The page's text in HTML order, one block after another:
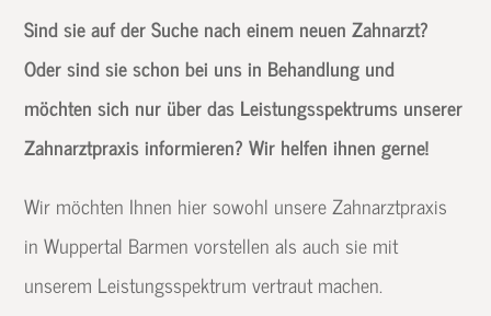
Sind sie auf der Suche nach einem neuen Zahnarzt?
Oder sind sie schon bei uns in Behandlung und
möchten sich nur über das Leistungsspektrums unserer
Zahnarztpraxis informieren? Wir helfen ihnen gerne!
Wir möchten Ihnen hier sowohl unsere Zahnarztpraxis
in Wuppertal Barmen vorstellen als auch sie mit
unserem Leistungsspektrum vertraut machen.